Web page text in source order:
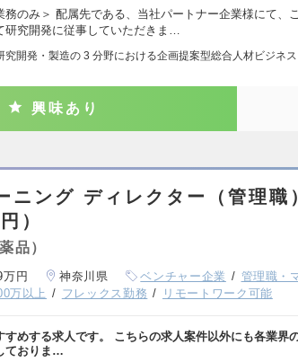
務のみ＞ 配属先である、当社パートナー企業様にて、
研究開発に従事していただきま…
究開発・製造の 3 分野における企画提案型総合人材ビジネス
興味あり
ニング ディレクター（管理職
）
品）
円 神奈川県 ベンチャー企業 管理職・
万以上 フレックス勤務 リモートワーク可能
すめする求人です。 こちらの求人案件以外にも各業界
ておりま…